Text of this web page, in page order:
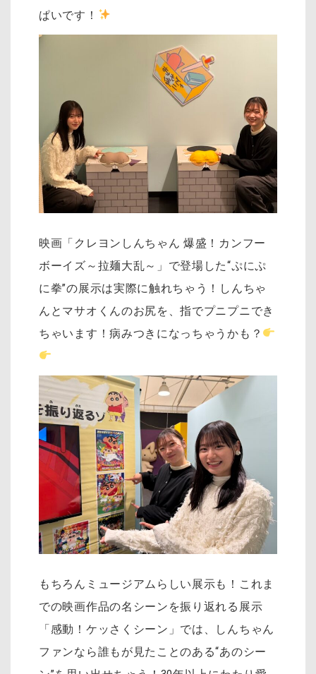
ぱいです！
映画「クレヨンしんちゃん 爆盛！カンフー
ボーイズ～拉麺大乱～」で登場した“ぷにぷ
に拳”の展示は実際に触れちゃう！しんちゃ
んとマサオくんのお尻を、指でプニプニでき
ちゃいます！病みつきになっちゃうかも？
もちろんミュージアムらしい展示も！これま
での映画作品の名シーンを振り返れる展示
「感動！ケッさくシーン」では、しんちゃん
ファンなら誰もが見たことのある“あのシー